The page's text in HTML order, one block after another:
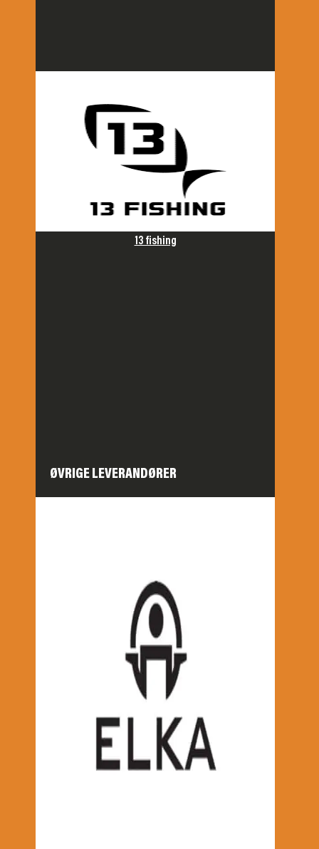
13 fishing
ØVRIGE LEVERANDØRER